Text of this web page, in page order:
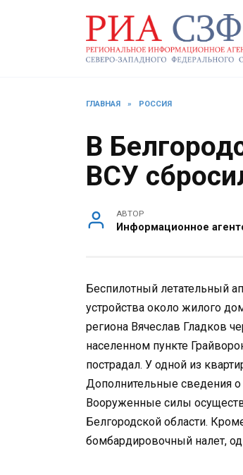
ГЛАВНАЯ » РОССИЯ
В
ВСУ
АВТОР
Информационное
Беспилотный летательный
устройства около жилого
региона Вячеслав Гладков
населенном пункте
пострадал. У одной из
Дополнительные сведения о
Вооруженные силы
Белгородской области.
бомбардировочный налет,